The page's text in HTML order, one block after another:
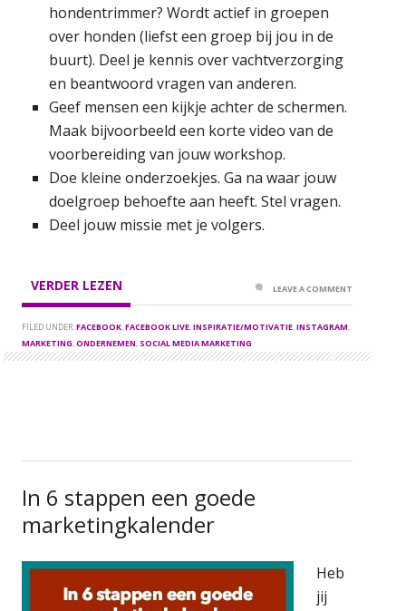
hondentrimmer? Wordt actief in groepen
over honden (liefst een groep bij jou in de
buurt). Deel je kennis over vachtverzorging
en beantwoord vragen van anderen.
Geef mensen een kijkje achter de schermen.
Maak bijvoorbeeld een korte video van de
voorbereiding van jouw workshop.
Doe kleine onderzoekjes. Ga na waar jouw
doelgroep behoefte aan heeft. Stel vragen.
Deel jouw missie met je volgers.
VERDER LEZEN
FILED UNDER:FACEBOOK,FACEBOOK LIVE,INSPIRATIE/MOTIVATIE,INSTAGRAM,
MARKETING,ONDERNEMEN, SOCIAL MEDIA MARKETING
LEAVE A COMMENT
In 6 stappen een goede
marketingkalender
Heb
jij